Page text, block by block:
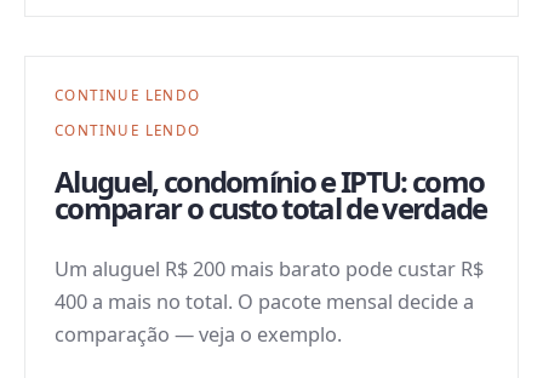
CONTINUE LENDO
CONTINUE LENDO
Aluguel, condomínio e IPTU: como
comparar o custo total de verdade
Um aluguel R$ 200 mais barato pode custar R$
400 a mais no total. O pacote mensal decide a
comparação — veja o exemplo.